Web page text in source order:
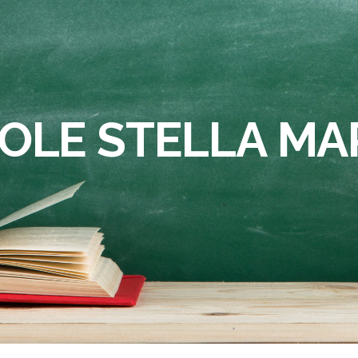
STELLA